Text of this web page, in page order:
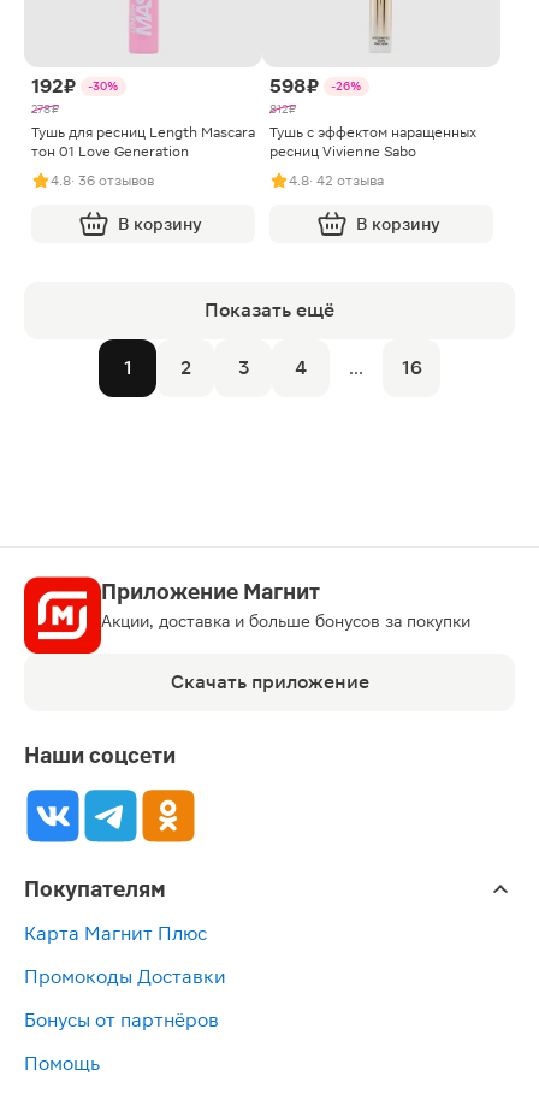
192 ₽
-30%
278 ₽
Тушь для ресниц Length Mascara
тон 01 Love Generation
4.8· 36 отзывов
В корзину
598 ₽
-26%
812 ₽
Тушь с эффектом наращенных
ресниц Vivienne Sabo
4.8· 42 отзыва
В корзину
Показать ещё
1 2 3 4 ... 16
Приложение Магнит
Акции, доставка и больше бонусов за покупки
Скачать приложение
Наши соцсети
Покупателям
Карта Магнит Плюс
Промокоды Доставки
Бонусы от партнёров
Помощь